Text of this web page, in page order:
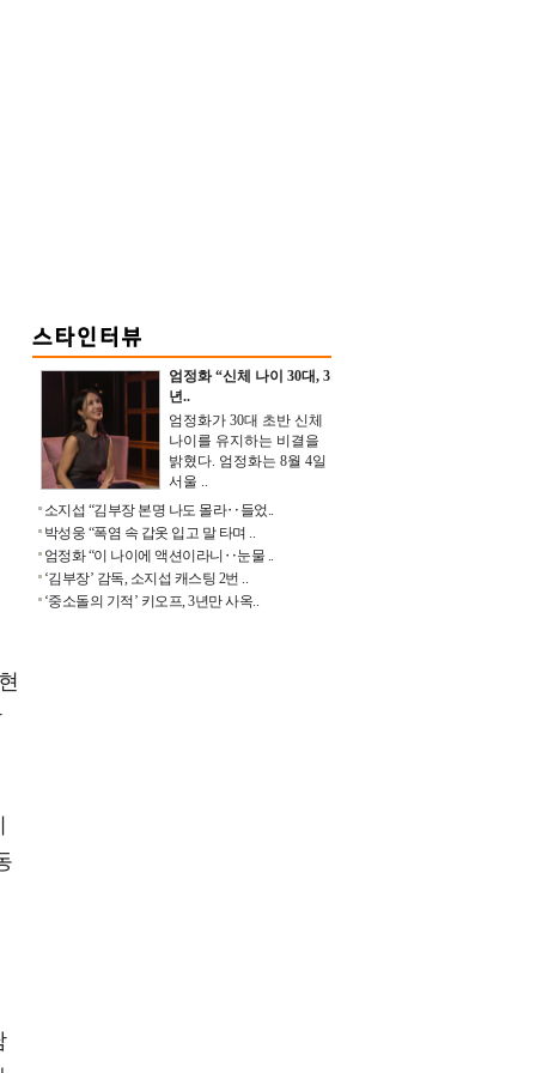
엄정화 “신체 나이 30대, 3
년..
엄정화가 30대 초반 신체
나이를 유지하는 비결을
밝혔다. 엄정화는 8월 4일
서울 ..
소지섭 “김부장 본명 나도 몰라‥들었..
박성웅 “폭염 속 갑옷 입고 말 타며 ..
엄정화 “이 나이에 액션이라니‥눈물 ..
‘김부장’ 감독, 소지섭 캐스팅 2번 ..
‘중소돌의 기적’ 키오프, 3년만 사옥..